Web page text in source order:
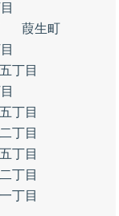
葭生町
丁目
丁目
丁目
丁目
丁目
丁目